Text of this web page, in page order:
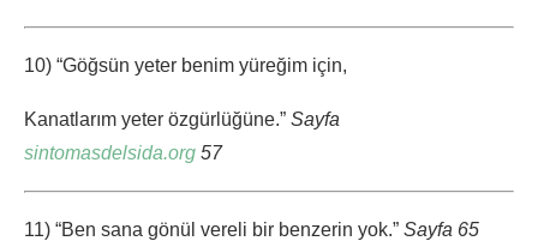
10) “Göğsün yeter benim yüreğim için,
Kanatlarım yeter özgürlüğüne.” Sayfa
sintomasdelsida.org 57
11) “Ben sana gönül vereli bir benzerin yok.” Sayfa 65